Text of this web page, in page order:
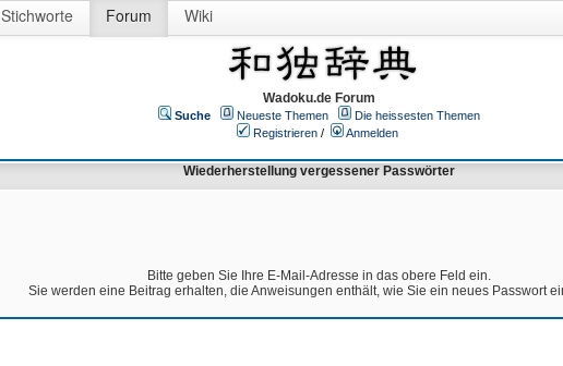
Stichworte Forum Wiki
Wadoku.de Forum
Suche Neueste Themen
Die heissesten Themen
Registrieren /
Anmelden
Wiederherstellung vergessener Passwörter
Bitte geben Sie Ihre E-Mail-Adresse in das obere Feld ein.
Sie werden eine Beitrag erhalten, die Anweisungen enthält, wie Sie ein neues Passwort